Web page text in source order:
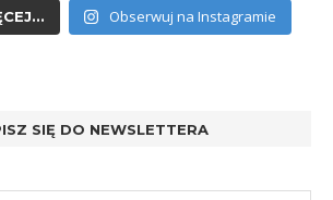
Obserwuj na Instagramie
SIĘ DO NEWSLETTERA